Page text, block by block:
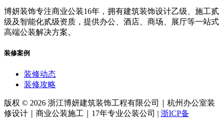
博妍装饰专注商业公装16年，拥有建筑装饰设计乙级、施工贰
级及智能化贰级资质，提供办公、酒店、商场、展厅等一站式
高端公装解决方案。
装修案例
装修动态
装修攻略
版权 © 2026 浙江博妍建筑装饰工程有限公司｜杭州办公室装
修设计｜商业公装施工｜17年专业公装公司 | 浙ICP备